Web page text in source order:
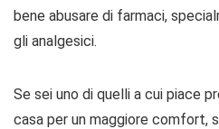
bene abusare di farmaci,
gli analgesici.
Se sei uno di quelli a cui piace
casa per un maggiore comfort,